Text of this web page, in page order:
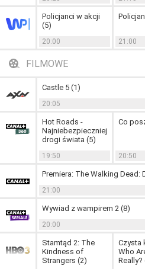
Policjanci w akcji
(5)
20:00 21:00
FILMOWE
Castle 5 (1)
20:05
Hot Roads -
Najniebezpieczniejsze
drogi świata (5)
19:50
Co
20:50
Premiera: The Walking Dead:
21:00
Wywiad z wampirem 2 (8)
20:00
Stamtąd 2: The
Kindness of
Strangers (2)
Czysta
Who
Really?